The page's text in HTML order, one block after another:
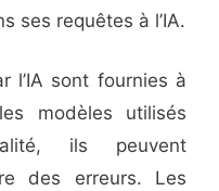
ses requêtes à l’IA.
l’IA sont fournies à
modèles utilisés
ils peuvent
des erreurs. Les